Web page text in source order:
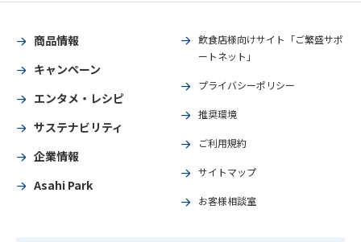
商品情報
キャンペーン
エンタメ・レシピ
サステナビリティ
企業情報
Asahi Park
飲食店様向けサイト「ご繁盛サポ
ートネット」
プライバシーポリシー
推奨環境
ご利用規約
サイトマップ
お客様相談室